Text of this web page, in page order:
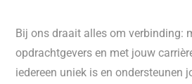
Bij ons draait alles om verbinding:
opdrachtgevers en met jouw
iedereen uniek is en ondersteunen